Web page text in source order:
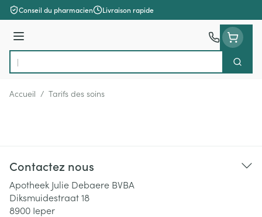
Aller au contenu
Conseil du pharmacien Livraison rapide
Menu
Rechercher
Accueil / Tarifs des soins
Contactez nous
Apotheek Julie Debaere BVBA
Diksmuidestraat 18
8900 Ieper